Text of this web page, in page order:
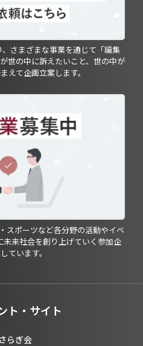
さまざまな事業を通じて「編集
世の中に訴えたいこと、世の中が
えて企画立案します。
スポーツなど各分野の活動やイベ
未来社会を創り上げていく参加企
ています。
ト・サイト
らぎ会